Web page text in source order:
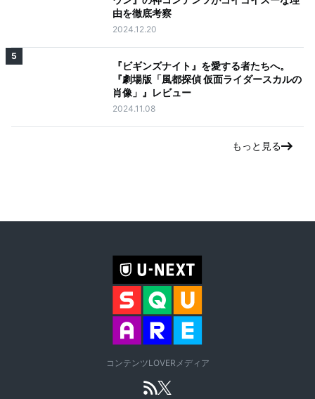
由を徹底考察
2024.12.20
5
『ビギンズナイト』を愛する者たちへ。
『劇場版「風都探偵 仮面ライダースカルの
肖像」』レビュー
2024.11.08
もっと見る
コンテンツLOVERメディア